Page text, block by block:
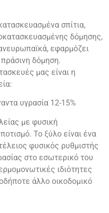
σπίτια,
δόμησης,
εφαρμόζει
δόμηση.
μας είναι η
υγρασία 12-15%
με φυσική
Το ξύλο είναι ένα
φυσικός ρυθμιστής
στο εσωτερικό του
ιδιότητες
άλλο οικοδομικό